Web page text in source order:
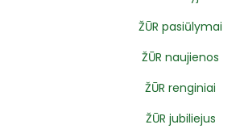
ŽŪR pasiūlymai
ŽŪR naujienos
ŽŪR renginiai
ŽŪR jubiliejus